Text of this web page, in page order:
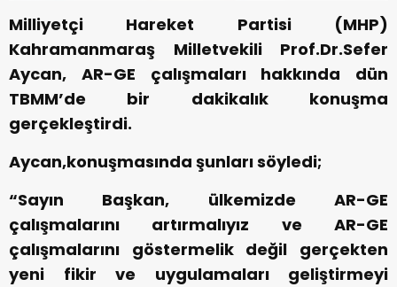
Milliyetçi Hareket Partisi (MHP)
Kahramanmaraş Milletvekili Prof.Dr.Sefer
Aycan, AR-GE çalışmaları hakkında dün
TBMM’de bir dakikalık konuşma
gerçekleştirdi.
Aycan,konuşmasında şunları söyledi;
“Sayın Başkan, ülkemizde AR-GE
çalışmalarını artırmalıyız ve AR-GE
çalışmalarını göstermelik değil gerçekten
yeni fikir ve uygulamaları geliştirmeyi